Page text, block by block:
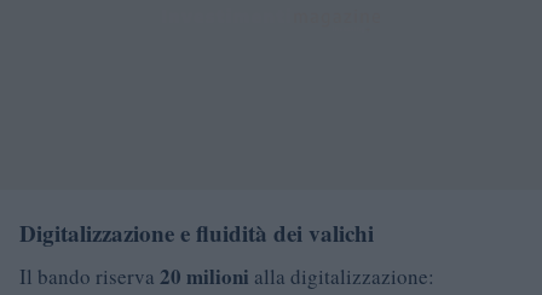
Digitalizzazione e fluidità dei valichi
Il bando riserva 20 milioni alla digitalizzazione: